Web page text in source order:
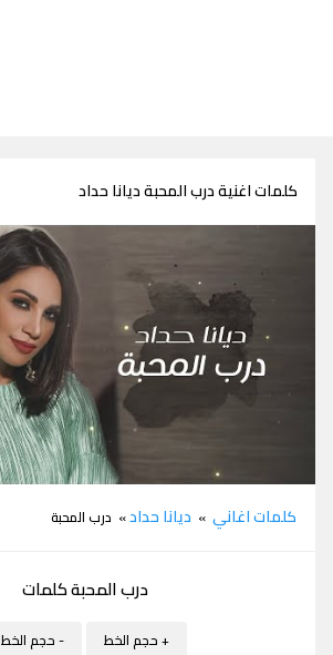
كلمات اغنية درب المحبة ديانا حداد
كلمات اغاني » ديانا حداد» درب المحبة
درب المحبة كلمات
+ حجم الخط - حجم الخط